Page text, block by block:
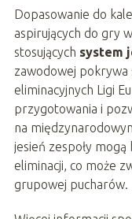
Dopasowanie do
aspirujących do gry
stosujących system
zawodowej
eliminacyjnych Ligi
przygotowania i
na
jesień zespoły
eliminacji, co może
grupowej pucharów.